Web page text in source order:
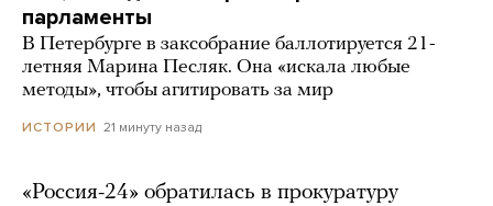
парламенты
В Петербурге в заксобрание баллотируется 21-
летняя Марина Песляк. Она «искала любые
методы», чтобы агитировать за мир
ИСТОРИИ 21 минуту назад
«Россия-24» обратилась в прокуратуру